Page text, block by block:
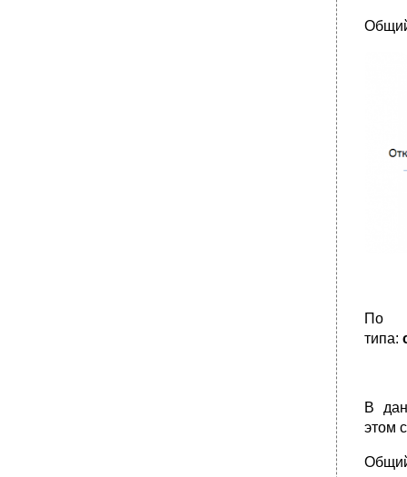
По
типа:
В
этом